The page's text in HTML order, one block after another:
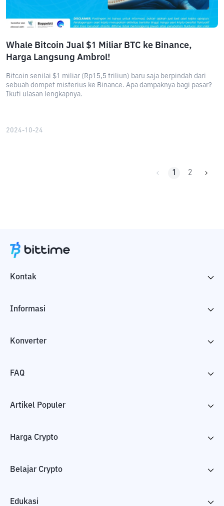
Whale Bitcoin Jual $1 Miliar BTC ke Binance,
Harga Langsung Ambrol!
Bitcoin senilai $1 miliar (Rp15,5 triliun) baru saja berpindah dari
sebuah dompet misterius ke Binance. Apa dampaknya bagi pasar?
Ikuti ulasan lengkapnya.
2024-10-24
1 2
Kontak
Informasi
Konverter
FAQ
Artikel Populer
Harga Crypto
Belajar Crypto
Edukasi